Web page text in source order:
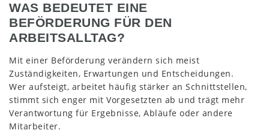
WAS BEDEUTET EINE
BEFÖRDERUNG FÜR DEN
ARBEITSALLTAG?
Mit einer Beförderung verändern sich meist
Zuständigkeiten, Erwartungen und Entscheidungen.
Wer aufsteigt, arbeitet häufig stärker an Schnittstellen,
stimmt sich enger mit Vorgesetzten ab und trägt mehr
Verantwortung für Ergebnisse, Abläufe oder andere
Mitarbeiter.